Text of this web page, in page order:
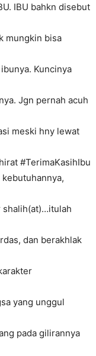
IBU bahkn disebut
mungkin bisa
Kuncinya
Jgn pernah acuh
meski hny lewat
#TerimaKasihIbu
shalih(at)…itulah
dan berakhlak
yang unggul
pada gilirannya